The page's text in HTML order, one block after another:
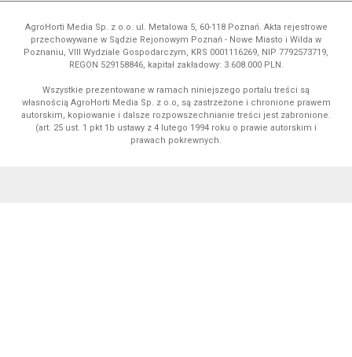
AgroHorti Media Sp. z o.o. ul. Metalowa 5, 60-118 Poznań. Akta rejestrowe
przechowywane w Sądzie Rejonowym Poznań - Nowe Miasto i Wilda w
Poznaniu, VIII Wydziale Gospodarczym, KRS 0001116269, NIP 7792573719,
REGON 529158846, kapitał zakładowy: 3.608.000 PLN.
Wszystkie prezentowane w ramach niniejszego portalu treści są
własnością AgroHorti Media Sp. z o.o, są zastrzeżone i chronione prawem
autorskim, kopiowanie i dalsze rozpowszechnianie treści jest zabronione.
(art. 25 ust. 1 pkt 1b ustawy z 4 lutego 1994 roku o prawie autorskim i
prawach pokrewnych.